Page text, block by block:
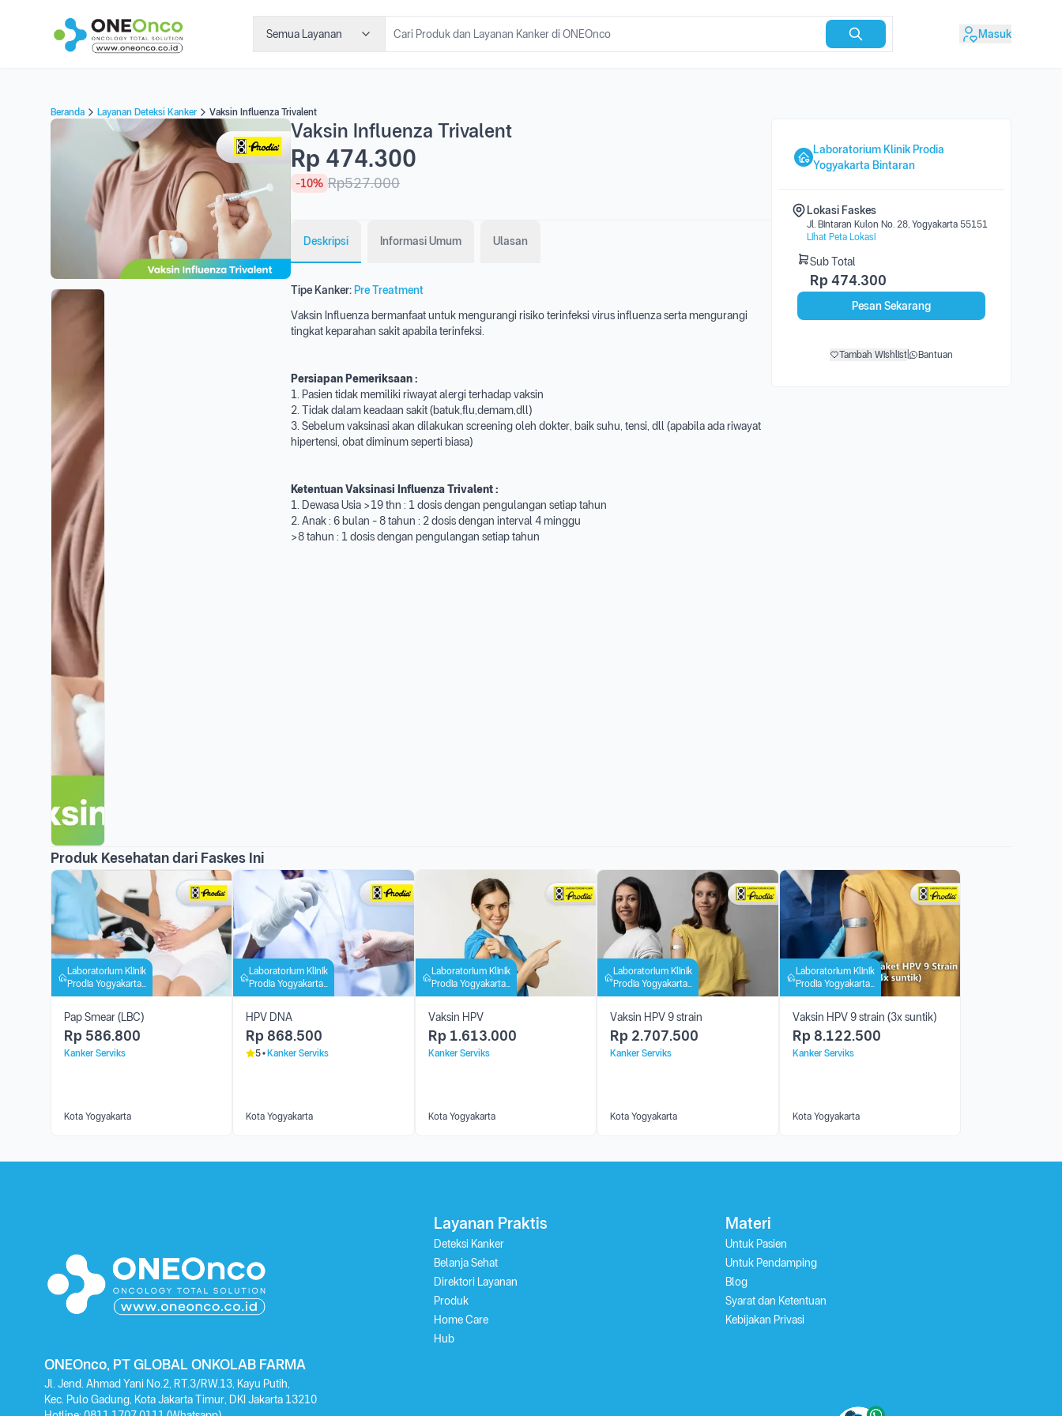
Semua Layanan Masuk
Beranda Layanan Deteksi Kanker Vaksin Influenza Trivalent
Vaksin Influenza Trivalent
Rp 474.300
-10% Rp527.000
Deskripsi Informasi Umum Ulasan
Tipe Kanker: Pre Treatment
Vaksin Influenza bermanfaat untuk mengurangi risiko terinfeksi virus influenza serta mengurangi
tingkat keparahan sakit apabila terinfeksi.
Persiapan Pemeriksaan :
1. Pasien tidak memiliki riwayat alergi terhadap vaksin
2. Tidak dalam keadaan sakit (batuk,flu,demam,dll)
3. Sebelum vaksinasi akan dilakukan screening oleh dokter, baik suhu, tensi, dll (apabila ada riwayat
hipertensi, obat diminum seperti biasa)
Ketentuan Vaksinasi InfluenzaTrivalent:
1. Dewasa Usia >19 thn : 1 dosis dengan pengulangan setiap tahun
2. Anak : 6 bulan - 8 tahun : 2 dosis dengan interval 4 minggu
>8 tahun : 1 dosis dengan pengulangan setiap tahun
Laboratorium Klinik Prodia
Yogyakarta Bintaran
Lokasi Faskes
Jl. Bintaran Kulon No. 28, Yogyakarta 55151
Lihat Peta Lokasi
Sub Total
Rp 474.300
Pesan Sekarang
Tambah Wishlist Bantuan
Produk Kesehatan dari Faskes Ini
Laboratorium Klinik
Prodia Yogyakarta
Bintaran
Pap Smear (LBC)
Rp 586.800
Kanker Serviks
Kota Yogyakarta
Laboratorium Klinik
Prodia Yogyakarta
Bintaran
HPV DNA
Rp 868.500
5 Kanker Serviks
Kota Yogyakarta
Laboratorium Klinik
Prodia Yogyakarta
Bintaran
Vaksin HPV
Rp 1.613.000
Kanker Serviks
Kota Yogyakarta
Laboratorium Klinik
Prodia Yogyakarta
Bintaran
Vaksin HPV 9 strain
Rp 2.707.500
Kanker Serviks
Kota Yogyakarta
Laboratorium Klinik
Prodia Yogyakarta
Bintaran
Vaksin HPV 9 strain (3x suntik)
Rp 8.122.500
Kanker Serviks
Kota Yogyakarta
ONEOnco, PT GLOBAL ONKOLAB FARMA
Jl. Jend. Ahmad Yani No.2, RT.3/RW.13, Kayu Putih,
Kec. Pulo Gadung, Kota Jakarta Timur, DKI Jakarta 13210
Layanan Praktis
Deteksi Kanker
Belanja Sehat
Direktori Layanan
Produk
Home Care
Hub
Materi
Untuk Pasien
Untuk Pendamping
Blog
Syarat dan Ketentuan
Kebijakan Privasi